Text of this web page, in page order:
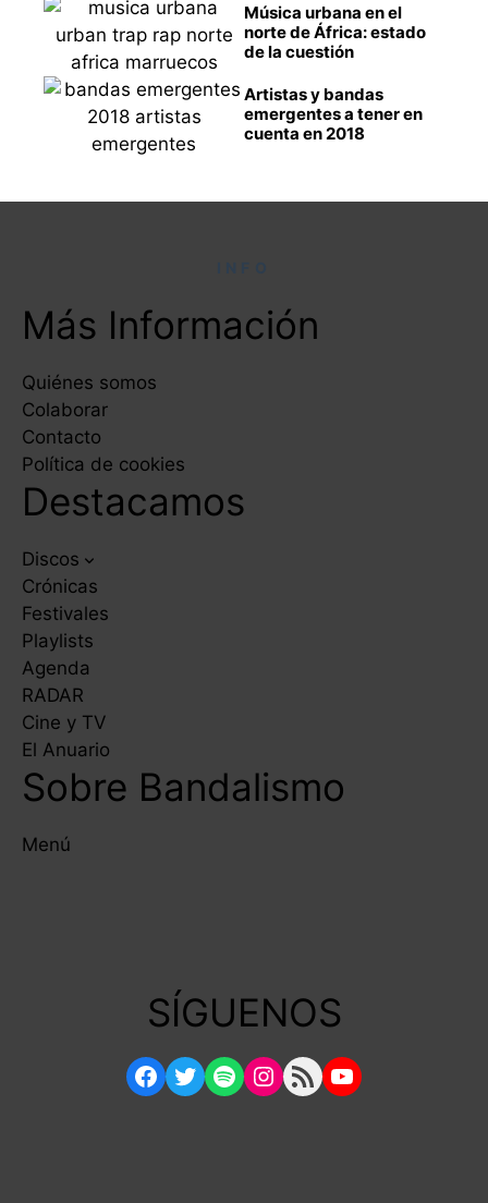
Música urbana en el
norte de África: estado
de la cuestión
Artistas y bandas
emergentes a tener en
cuenta en 2018
Más Información
Quiénes somos
Colaborar
Contacto
Política de cookies
Destacamos
Discos
Crónicas
Festivales
Playlists
Agenda
RADAR
Cine y TV
El Anuario
Sobre Bandalismo
Menú
SÍGUENOS
Facebook
Twitter
Spotify
Instagram
RSS FeedYouTube